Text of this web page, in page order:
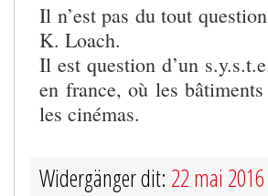
Il n’est pas du tout
K. Loach.
Il est question d’un
en france, où les
les cinémas.
Widergänger dit: 22 mai